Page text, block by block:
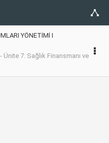
YÖNETİMİ I
Ünite 7: Sağlık Finansmanı ve